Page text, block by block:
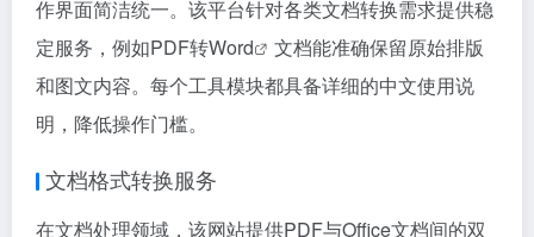
作界面简洁统一。该平台针对各类文档转换需求提供稳
定服务，例如PDF转Word
文档能准确保留原始排版
和图文内容。每个工具模块都具备详细的中文使用说
明，降低操作门槛。
文档格式转换服务
在文档处理领域，该网站提供PDF与Office文档间的双